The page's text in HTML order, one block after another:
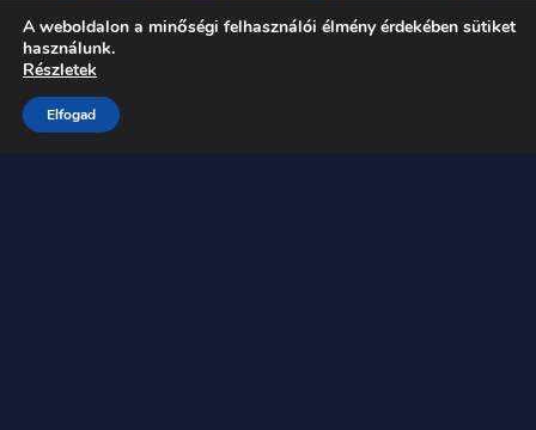
A weboldalon a minőségi felhasználói élmény érdekében sütiket
használunk.
Részletek
Elfogad